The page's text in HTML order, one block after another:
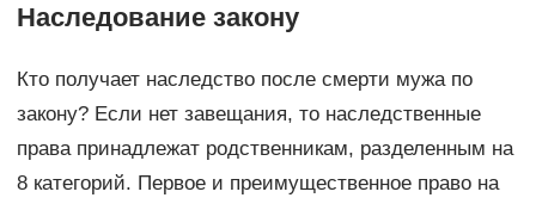
Наследование закону
Кто получает наследство после смерти мужа по
закону? Если нет завещания, то наследственные
права принадлежат родственникам, разделенным на
8 категорий. Первое и преимущественное право на